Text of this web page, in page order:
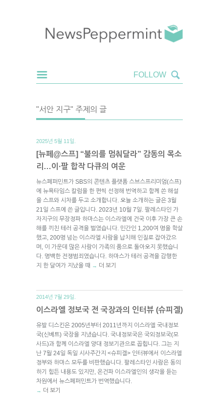
"서안 지구" 주제의 글
2025년 5월 11일.
[뉴페@스프] “불의를 멈춰달라” 감동의 목소
리…이·팔 합작 다큐의 여운
뉴스페퍼민트가 SBS의 콘텐츠 플랫폼 스브스프리미엄(스프)
에 뉴욕타임스 칼럼을 한 편씩 선정해 번역하고 함께 쓴 해설
을 스프와 시차를 두고 소개합니다. 오늘 소개하는 글은 3월
21일 스프에 쓴 글입니다. 2023년 10월 7일. 팔레스타인 가
자지구의 무장정파 하마스는 이스라엘에 건국 이후 가장 큰 손
해를 끼친 테러 공격을 벌였습니다. 민간인 1,200여 명을 학살
했고, 200명 넘는 이스라엘 사람을 납치해 인질로 잡아갔으
며, 이 가운데 많은 사람이 가족의 품으로 돌아오지 못했습니
다. 명백한 전쟁범죄였습니다. 하마스가 테러 공격을 감행한
지 한 달여가 지났을 때 → 더 보기
2014년 7월 29일.
이스라엘 정보국 전 국장과의 인터뷰 (슈피겔)
유발 디스킨은 2005년부터 2011년까지 이스라엘 국내정보
국(신베트) 국장을 지냈습니다. 국내정보국은 국외정보국(모
사드)과 함께 이스라엘 양대 정보기관으로 꼽힙니다. 그는 지
난 7월 24일 독일 시사주간지 <슈피겔> 인터뷰에서 이스라엘
정부와 하마스 모두를 비판했습니다. 팔레스타인 사람은 동의
하기 힘든 내용도 있지만, 온건파 이스라엘인의 생각을 듣는
차원에서 뉴스페퍼민트가 번역했습니다.
→ 더 보기